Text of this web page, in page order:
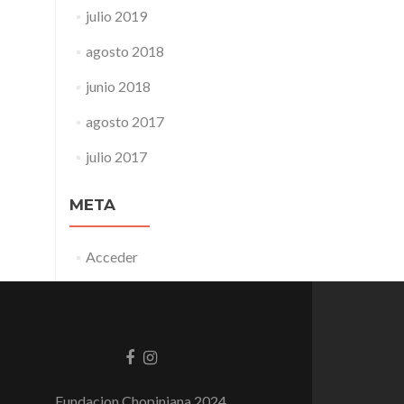
julio 2019
agosto 2018
junio 2018
agosto 2017
julio 2017
META
Acceder
EnlaceEnlace